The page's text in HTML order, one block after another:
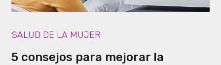
SALUD DE LA MUJER
5 consejos para mejorar la